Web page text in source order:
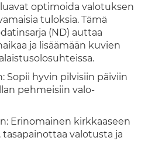
optimoida valotuksen
tuloksia. Tämä
(ND) auttaa
ja lisäämään kuvien
Sopii hyvin pilvisiin päiviin
pehmeisiin valo-
Erinomainen kirkkaaseen
tasapainottaa valotusta ja